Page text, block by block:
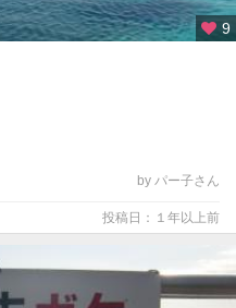
9
by パー子さん
投稿日：１年以上前